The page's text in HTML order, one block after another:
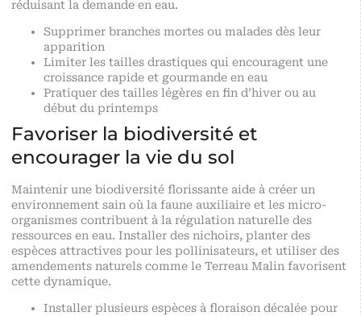
réduisant la demande en eau.
Supprimer branches mortes ou malades dès leur
apparition
Limiter les tailles drastiques qui encouragent une
croissance rapide et gourmande en eau
Pratiquer des tailles légères en fin d’hiver ou au
début du printemps
Favoriser la biodiversité et
encourager la vie du sol
Maintenir une biodiversité florissante aide à créer un
environnement sain où la faune auxiliaire et les micro-
organismes contribuent à la régulation naturelle des
ressources en eau. Installer des nichoirs, planter des
espèces attractives pour les pollinisateurs, et utiliser des
amendements naturels comme le Terreau Malin favorisent
cette dynamique.
Installer plusieurs espèces à floraison décalée pour